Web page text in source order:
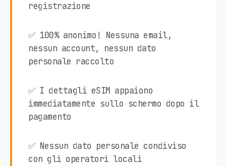
registrazione
✅ 100% anonimo! Nessuna email,
nessun account, nessun dato
personale raccolto
✅ I dettagli eSIM appaiono
immediatamente sullo schermo dopo il
pagamento
✅ Nessun dato personale condiviso
con gli operatori locali